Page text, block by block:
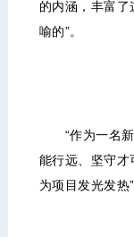
的内涵，丰富
喻的”。
“作为一名新
能行远、坚守才
为项目发光发热”